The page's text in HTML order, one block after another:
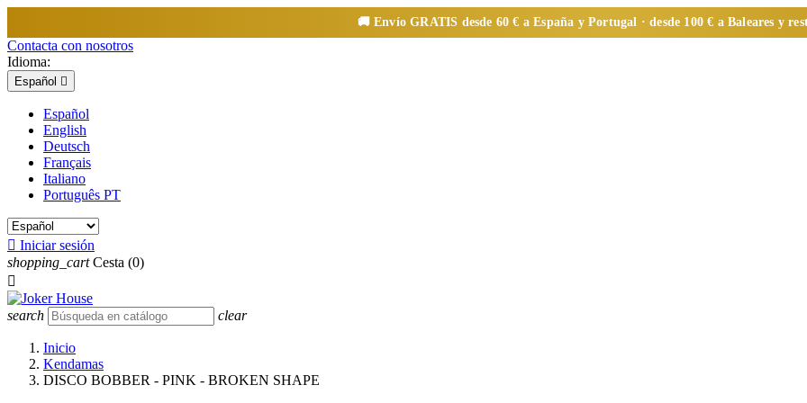
🚚 EnvíoGRATIS desde 60 € a España y Portugal · desde 100 € a Baleares y
Contacta con nosotros
Idioma:
Español 
Español
English
Deutsch
Français
Italiano
Português PT
 Iniciar sesión
shopping_cart Cesta (0)

search clear
Inicio
Kendamas
DISCO BOBBER - PINK - BROKEN SHAPE